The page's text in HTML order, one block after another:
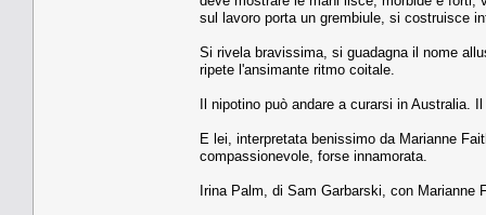
sul lavoro porta un grembiule, si costruisce
Si rivela bravissima, si guadagna il nome
ripete l'ansimante ritmo coitale.
Il nipotino può andare a curarsi in Australia.
E lei, interpretata benissimo da Marianne
compassionevole, forse innamorata.
Irina Palm, di Sam Garbarski, con Marianne